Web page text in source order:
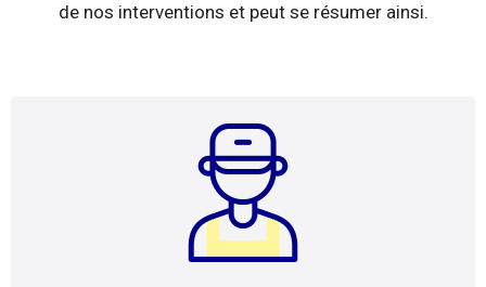
de nos interventions et peut se résumer ainsi.